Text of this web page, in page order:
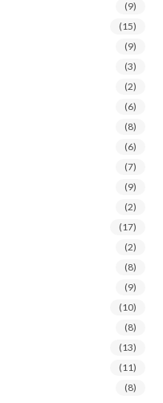
(9)
(15)
(9)
(3)
(2)
(6)
(8)
(6)
(7)
(9)
(2)
(17)
(2)
(8)
(9)
(10)
(8)
(13)
(11)
(8)